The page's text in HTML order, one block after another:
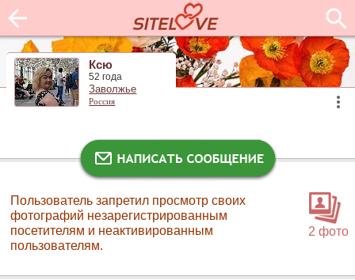
Ксю
52 года
Заволжье
Россия
2 фото
Пользователь запретил просмотр своих
фотографий незарегистрированным
посетителям и неактивированным
пользователям.